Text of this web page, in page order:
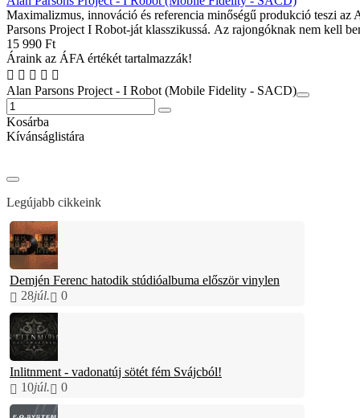
Maximalizmus, innováció és referencia minőségű produkció teszi az
Parsons Project I Robot-ját klasszikussá. Az rajongóknak nem kell
15 990 Ft
Áraink az ÁFA értékét tartalmazzák!
Alan Parsons Project - I Robot (Mobile Fidelity - SACD)
Kosárba
Kívánságlistára
Legújabb cikkeink
Demjén Ferenc hatodik stúdióalbuma először vinylen
28júl. 0
Inlitnment - vadonatúj sötét fém Svájcból!
10júl. 0